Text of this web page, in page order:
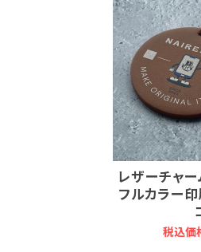
レザーチャ
フルカラー
税込価